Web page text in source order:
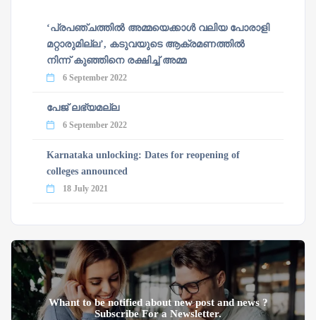
‘പ്രപഞ്ചത്തില്‍ അമ്മയെക്കാള്‍ വലിയ പോരാളി
മറ്റാരുമില്ല’, കടുവയുടെ ആക്രമണത്തില്‍
നിന്ന് കുഞ്ഞിനെ രക്ഷിച്ച് അമ്മ
6 September 2022
പേജ് ലഭ്യമല്ല
6 September 2022
Karnataka unlocking: Dates for reopening of
colleges announced
18 July 2021
Whant to be notified about new post and news ?
Subscribe For a Newsletter.